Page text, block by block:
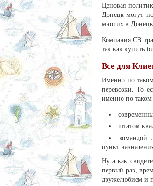
Ценовая
Донецк могут
многих в
Компания СВ
так как купить
Все для
Именно по
перевозки. То
именно по таком
штатом
командой
пункт
Ну а как
первый раз,
дружелюбием и